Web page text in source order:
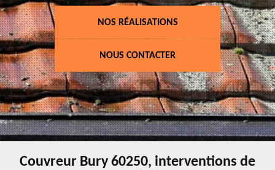
NOS RÉALISATIONS
NOUS CONTACTER
Couvreur Bury 60250, interventions de